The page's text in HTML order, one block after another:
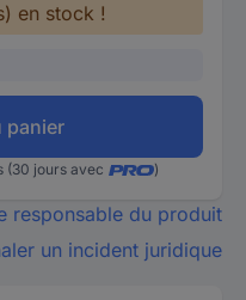
en stock !
panier
(30 jours avec )
responsable du produit
un incident juridique